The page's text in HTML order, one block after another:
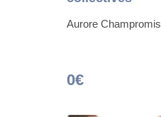
Aurore Champromis
0€